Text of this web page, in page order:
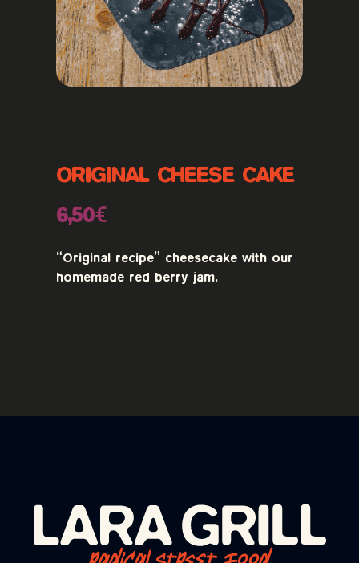
ORIGINAL CHEESE CAKE
6,50€
“Original recipe” cheesecake with our
homemade red berry jam.